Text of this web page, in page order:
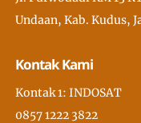
Undaan, Kab. Kudus,
Kontak Kami
Kontak 1: INDOSAT
0857 1222 3822